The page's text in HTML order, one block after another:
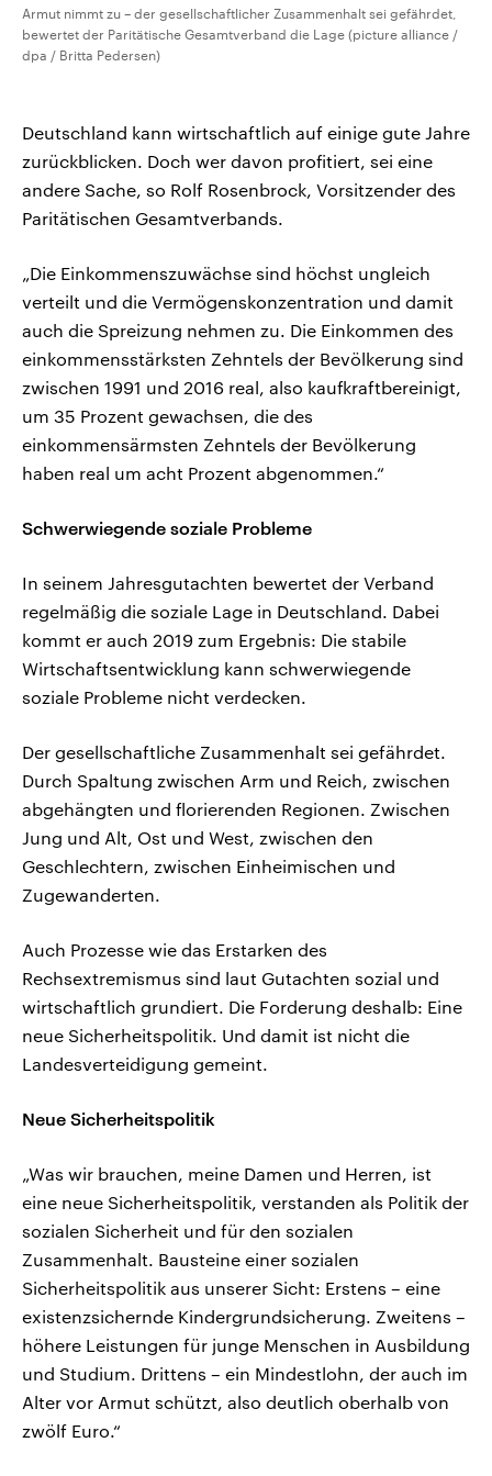
Armut nimmt zu – der gesellschaftlicher Zusammenhalt sei gefährdet,
bewertet der Paritätische Gesamtverband die Lage (picture alliance /
dpa / Britta Pedersen)
Deutschland kann wirtschaftlich auf einige gute Jahre
zurückblicken. Doch wer davon profitiert, sei eine
andere Sache, so Rolf Rosenbrock, Vorsitzender des
Paritätischen Gesamtverbands.
„Die Einkommenszuwächse sind höchst ungleich
verteilt und die Vermögenskonzentration und damit
auch die Spreizung nehmen zu. Die Einkommen des
einkommensstärksten Zehntels der Bevölkerung sind
zwischen 1991 und 2016 real, also kaufkraftbereinigt,
um 35 Prozent gewachsen, die des
einkommensärmsten Zehntels der Bevölkerung
haben real um acht Prozent abgenommen.“
Schwerwiegende soziale Probleme
In seinem Jahresgutachten bewertet der Verband
regelmäßig die soziale Lage in Deutschland. Dabei
kommt er auch 2019 zum Ergebnis: Die stabile
Wirtschaftsentwicklung kann schwerwiegende
soziale Probleme nicht verdecken.
Der gesellschaftliche Zusammenhalt sei gefährdet.
Durch Spaltung zwischen Arm und Reich, zwischen
abgehängten und florierenden Regionen. Zwischen
Jung und Alt, Ost und West, zwischen den
Geschlechtern, zwischen Einheimischen und
Zugewanderten.
Auch Prozesse wie das Erstarken des
Rechsextremismus sind laut Gutachten sozial und
wirtschaftlich grundiert. Die Forderung deshalb: Eine
neue Sicherheitspolitik. Und damit ist nicht die
Landesverteidigung gemeint.
Neue Sicherheitspolitik
„Was wir brauchen, meine Damen und Herren, ist
eine neue Sicherheitspolitik, verstanden als Politik der
sozialen Sicherheit und für den sozialen
Zusammenhalt. Bausteine einer sozialen
Sicherheitspolitik aus unserer Sicht: Erstens – eine
existenzsichernde Kindergrundsicherung. Zweitens –
höhere Leistungen für junge Menschen in Ausbildung
und Studium. Drittens – ein Mindestlohn, der auch im
Alter vor Armut schützt, also deutlich oberhalb von
zwölf Euro.“